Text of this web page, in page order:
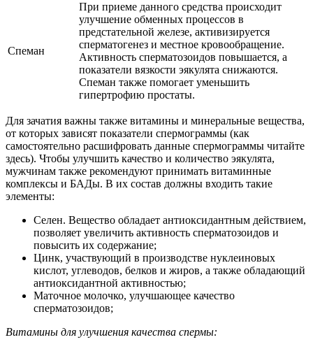
Спеман
При приеме данного средства происходит
улучшение обменных процессов в
предстательной железе, активизируется
сперматогенез и местное кровообращение.
Активность сперматозоидов повышается, а
показатели вязкости эякулята снижаются.
Спеман также помогает уменьшить
гипертрофию простаты.
Для зачатия важны также витамины и минеральные вещества,
от которых зависят показатели спермограммы (как
самостоятельно расшифровать данные спермограммы читайте
здесь). Чтобы улучшить качество и количество эякулята,
мужчинам также рекомендуют принимать витаминные
комплексы и БАДы. В их состав должны входить такие
элементы:
Селен. Вещество обладает антиоксидантным действием,
позволяет увеличить активность сперматозоидов и
повысить их содержание;
Цинк, участвующий в производстве нуклеиновых
кислот, углеводов, белков и жиров, а также обладающий
антиоксидантной активностью;
Маточное молочко, улучшающее качество
сперматозоидов;
Витамины для улучшения качества спермы: